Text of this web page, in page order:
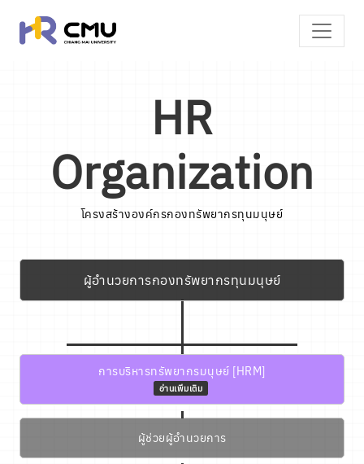
HR
Organization
โครงสร้างองค์กรกองทรัพยากรทุนมนุษย์
ผู้อำนวยการกองทรัพยากรทุนมนุษย์
การบริหารทรัพยากรมนุษย์ [HRM]
อ่านเพิ่มเติม
ผู้ช่วยผู้อำนวยการ